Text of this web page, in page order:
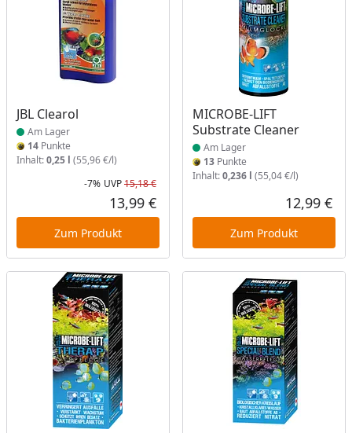
JBL Clearol
Produkt am Lager
Am Lager
14 Punkte
Inhalt:0,25 l (55,96 €/l)
Rabatt in Prozent
-7%
Ursprünglicher Preis
UVP15,18 €
Aktueller Preis
13,99 €
Zum Produkt
MICROBE-LIFT
Substrate Cleaner
Produkt am Lager
Am Lager
13Punkte
Inhalt:0,236 l (55,04 €/l)
12,99 €
Zum Produkt